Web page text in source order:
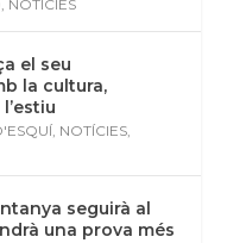
, NOTÍCIES
el seu
la cultura,
, NOTÍCIES,
seguirà al
una prova més